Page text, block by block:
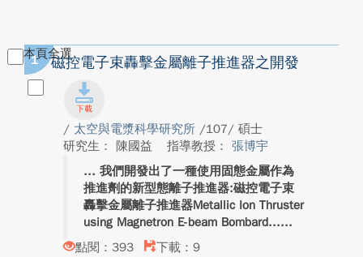
本頁全選
1 磁控電子束轟擊金屬離子推進器之開發
/ 太空與電漿科學研究所 /107/ 碩士
研究生： 陳國益
指導教授： 張博宇
我們開發出了一種使用固態金屬作為
推進劑的新型態離子推進器:磁控電子束
轟擊金屬離子推進器Metallic Ion Thruster
using Magnetron E-beam Bombard...
點閱：393
下載：9